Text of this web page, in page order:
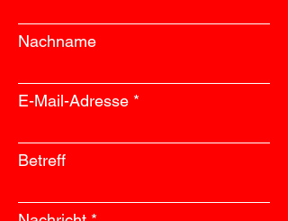
Nachname
E-Mail-Adresse
Betreff